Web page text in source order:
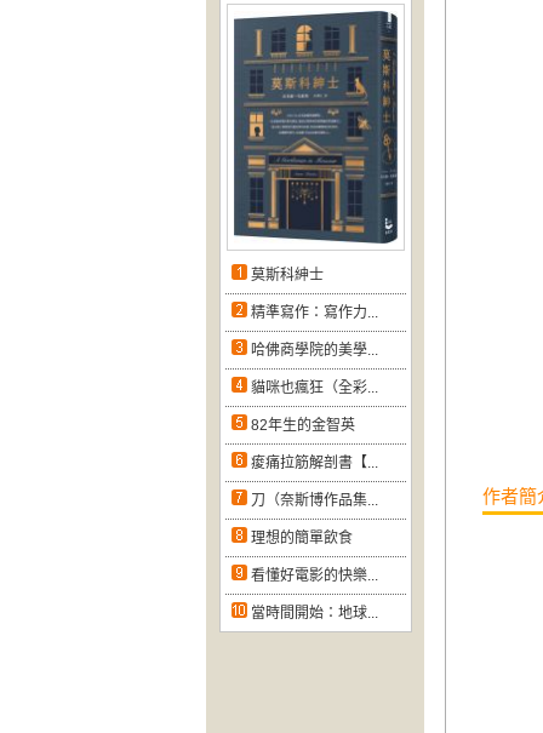
莫斯科紳士
精準寫作：寫作力...
哈佛商學院的美學...
貓咪也瘋狂（全彩...
82年生的金智英
痠痛拉筋解剖書【...
刀（奈斯博作品集...
理想的簡單飲食
看懂好電影的快樂...
當時間開始：地球...
作者簡